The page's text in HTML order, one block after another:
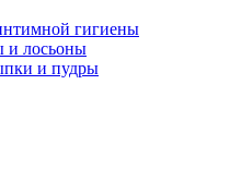
гигиены
и лосьоны
и пудры